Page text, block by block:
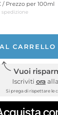
/ Prezzo per 100ml
spedizione
AL CARRELLO
Vuoi
Iscriviti ora
Si prega di rispettare le